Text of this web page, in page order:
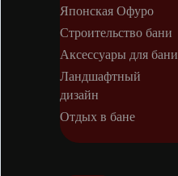
Японская Офуро
Строительство бани
Аксессуары для бани
Ландшафтный
дизайн
Отдых в бане